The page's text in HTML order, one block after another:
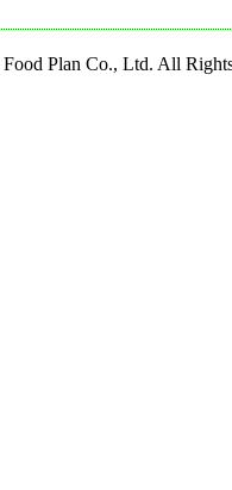
Plan Co., Ltd. All